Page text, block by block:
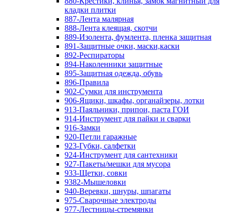
кладки плитки
887-Лента малярная
888-Лента клеящая, скотчи
889-Изолента, фумлента, пленка защитная
891-Защитные очки, маски,каски
892-Респираторы
894-Наколенники защитные
895-Защитная одежда, обувь
896-Правила
902-Сумки для инструмента
906-Ящики, шкафы, органайзеры, лотки
913-Паяльники, припои, паста ГОИ
914-Инструмент для пайки и сварки
916-Замки
920-Петли гаражные
923-Губки, салфетки
924-Инструмент для сантехники
927-Пакеты/мешки для мусора
933-Щетки, совки
9382-Мышеловки
940-Веревки, шнуры, шпагаты
975-Сварочные электроды
977-Лестницы-стремянки